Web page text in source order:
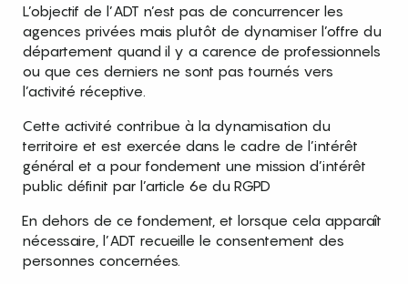
L’objectif de l’ADT n’est pas de concurrencer les
agences privées mais plutôt de dynamiser l’offre du
département quand il y a carence de professionnels
ou que ces derniers ne sont pas tournés vers
l’activité réceptive.
Cette activité contribue à la dynamisation du
territoire et est exercée dans le cadre de l’intérêt
général et a pour fondement une mission d’intérêt
public définit par l’article 6e du RGPD
En dehors de ce fondement, et lorsque cela apparaît
nécessaire, l’ADT recueille le consentement des
personnes concernées.